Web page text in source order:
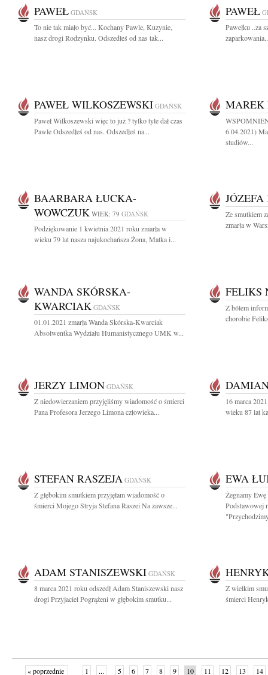
PAWEŁ GDAŃSK
To nie tak miało być... Kochany Pawle, Kuzynie,
nasz drogi Rodzynku. Odszedłeś od nas tak...
PAWEŁ
Pawełku ..za
PAWEŁ WILKOSZEWSKI GDAŃSK
Paweł Wilkoszewski więc to już ? tylko tyle dał czas
Pawle Odszedłeś od nas. Odszedłeś na...
MAREK
6.04.2021)
studiów...
BAARBARA ŁUCKA-
WOWCZUK WIEK: 79 GDAŃSK
Podziękowanie 1 kwietnia 2021 roku zmarła w
wieku 79 lat nasza najukochańsza Żona, Matka i...
Ze smutkiem
zmarła w
WANDA SKÓRSKA-
KWARCIAK GDAŃSK
01.01.2021 zmarła Wanda Skórska-Kwarciak
Absolwentka Wydziału Humanistycznego UMK w...
FELIKS
Z bólem
chorobie
JERZY LIMON GDAŃSK
Z niedowierzaniem przyjęliśmy wiadomość o śmierci
Pana Profesora Jerzego Limona człowieka...
16 marca
wieku 87 lat
STEFAN RASZEJA GDAŃSK
Z głębokim smutkiem przyjęłam wiadomość o
śmierci Mojego Stryja Stefana Raszei Na zawsze...
EWA
Żegnamy
Podstawowej
ADAM STANISZEWSKI GDAŃSK
8 marca 2021 roku odszedł Adam Staniszewski nasz
drogi Przyjaciel Pogrążeni w głębokim smutku...
Z wielkim
śmierci
« poprzednie 1 ... 5 6 7 8 9 10 11 12 13 14